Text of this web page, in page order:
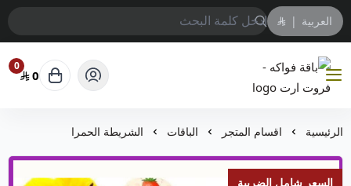
العربية |
باقة فواكه - فروت ارت
0
0
الرئيسية اقسام المتجر الباقات الشريطة الحمرا
السعر شامل الضريبة